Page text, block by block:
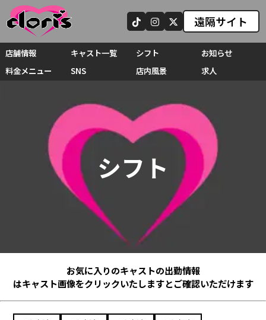
遠隔サイト
店舗情報 キャスト一覧 シフト
お知らせ
料金メニュー
SNS 店内風景 求人
シフト
お気に入りのキャストの出勤情報
はキャスト画像をクリックいたしますとご確認いただけます